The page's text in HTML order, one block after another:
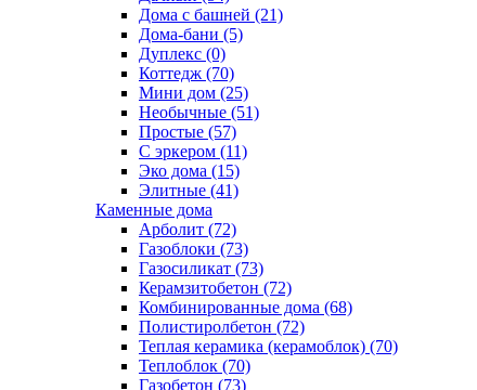
Дома с башней (21)
Дома-бани (5)
Дуплекс (0)
Коттедж (70)
Мини дом (25)
Необычные (51)
Простые (57)
С эркером (11)
Эко дома (15)
Элитные (41)
Каменные дома
Арболит (72)
Газоблоки (73)
Газосиликат (73)
Керамзитобетон (72)
Комбинированные дома (68)
Полистиролбетон (72)
Теплая керамика (керамоблок) (70)
Теплоблок (70)
Газобетон (73)